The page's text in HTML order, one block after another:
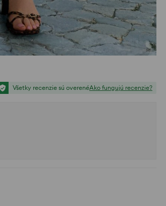
Všetky recenzie sú overenéAko fungujú recenzie?